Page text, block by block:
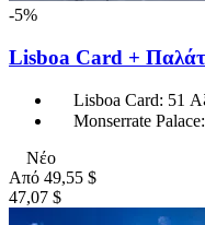
-5%
Lisboa Card +
Lisboa Card: 51
Monserrate
Νέο
Από 49,55 $
47,07 $